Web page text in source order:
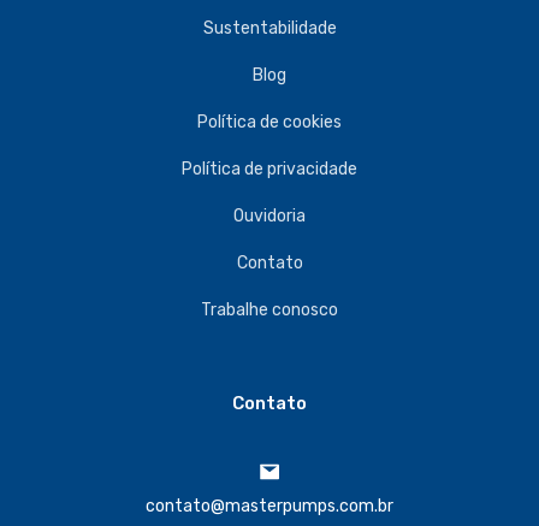
Sustentabilidade
Blog
Política de cookies
Política de privacidade
Ouvidoria
Contato
Trabalhe conosco
Contato
contato@masterpumps.com.br